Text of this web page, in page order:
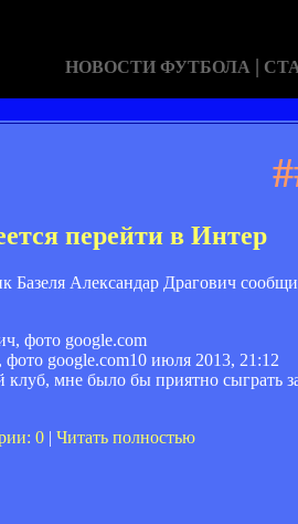
НОВОСТИ ФУТБОЛА |
перейти в Интер
Базеля Александар Драгович
фото google.com10 июля 2013, 21:12
мне было бы приятно сыграть
0 | Читать полностью